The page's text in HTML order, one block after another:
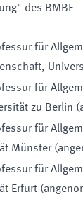
des BMBF
für
,
für
zu Berlin (
für
Münster(
für
Erfurt (